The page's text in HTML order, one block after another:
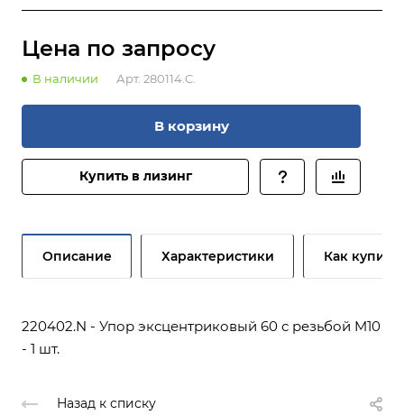
Цена по запросу
В наличии Арт. 280114.C.
В корзину
Купить в лизинг
Описание Характеристики Как купить
220402.N - Упор эксцентриковый 60 с резьбой M10
- 1 шт.
Назад к списку